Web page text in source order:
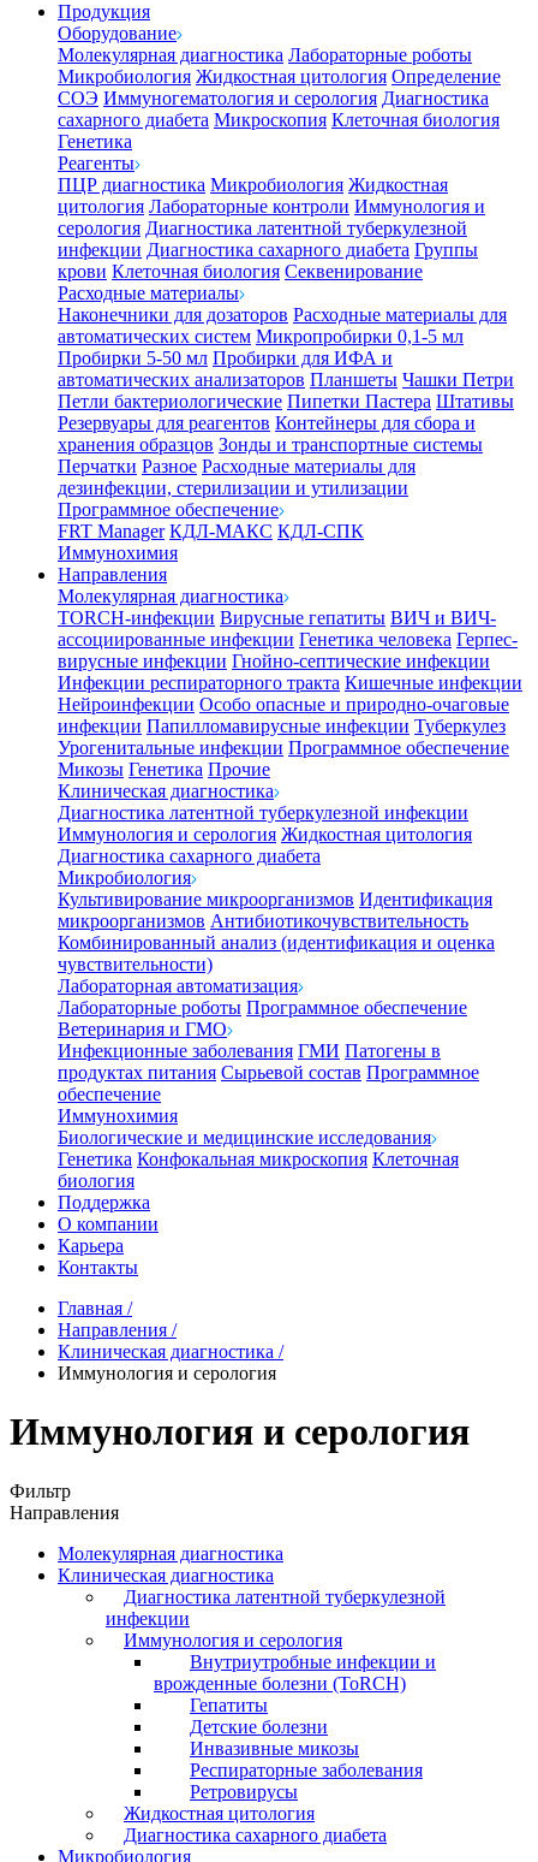
Продукция
Оборудование
Молекулярная диагностика Лабораторные роботы
Микробиология Жидкостная цитология Определение
СОЭ Иммуногематология и серология Диагностика
сахарного диабета Микроскопия Клеточная биология
Генетика
Реагенты
ПЦР диагностика Микробиология Жидкостная
цитология Лабораторные контроли Иммунология и
серология Диагностика латентной туберкулезной
инфекции Диагностика сахарного диабета Группы
крови Клеточная биология Секвенирование
Расходные материалы
Наконечники для дозаторов Расходные материалы для
автоматических систем Микропробирки 0,1-5 мл
Пробирки 5-50 мл Пробирки для ИФА и
автоматических анализаторов Планшеты Чашки Петри
Петли бактериологические Пипетки Пастера Штативы
Резервуары для реагентов Контейнеры для сбора и
хранения образцов Зонды и транспортные системы
Перчатки Разное Расходные материалы для
дезинфекции, стерилизации и утилизации
Программное обеспечение
FRT Manager КДЛ-МАКС КДЛ-СПК
Иммунохимия
Направления
Молекулярная диагностика
TORCH-инфекции Вирусные гепатиты ВИЧ и ВИЧ-
ассоциированные инфекции Генетика человека Герпес-
вирусные инфекции Гнойно-септические инфекции
Инфекции респираторного тракта Кишечные инфекции
Нейроинфекции Особо опасные и природно-очаговые
инфекции Папилломавирусные инфекции Туберкулез
Урогенитальные инфекции Программное обеспечение
Микозы Генетика Прочие
Клиническая диагностика
Диагностика латентной туберкулезной инфекции
Иммунология и серология Жидкостная цитология
Диагностика сахарного диабета
Микробиология
Культивирование микроорганизмов Идентификация
микроорганизмов Антибиотикочувствительность
Комбинированный анализ (идентификация и оценка
чувствительности)
Лабораторная автоматизация
Лабораторные роботы Программное обеспечение
Ветеринария и ГМО
Инфекционные заболевания ГМИ Патогены в
продуктах питания Сырьевой состав Программное
обеспечение
Иммунохимия
Биологические и медицинские исследования
Генетика Конфокальная микроскопия Клеточная
биология
Поддержка
О компании
Карьера
Контакты
Главная /
Направления /
Клиническая диагностика /
Иммунология и серология
Иммунология и серология
Фильтр
Направления
Молекулярная диагностика
Клиническая диагностика
Диагностика латентной туберкулезной
инфекции
Иммунология и серология
Внутриутробные инфекции и
врожденные болезни (ToRCH)
Гепатиты
Детские болезни
Инвазивные микозы
Респираторные заболевания
Ретровирусы
Жидкостная цитология
Диагностика сахарного диабета
Микробиология